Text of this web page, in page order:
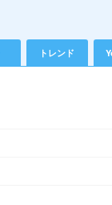
トレンド